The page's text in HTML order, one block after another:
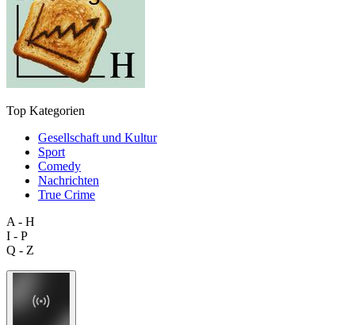
Top Kategorien
Gesellschaft und Kultur
Sport
Comedy
Nachrichten
True Crime
A - H
I - P
Q - Z